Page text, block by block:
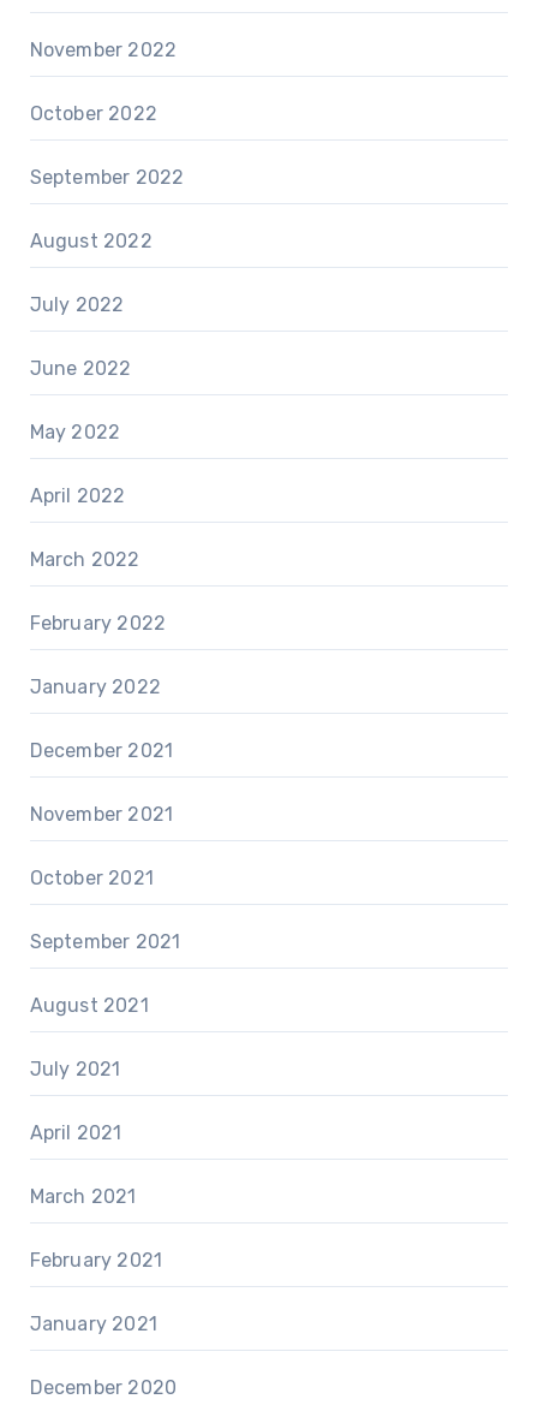
November 2022
October 2022
September 2022
August 2022
July 2022
June 2022
May 2022
April 2022
March 2022
February 2022
January 2022
December 2021
November 2021
October 2021
September 2021
August 2021
July 2021
April 2021
March 2021
February 2021
January 2021
December 2020